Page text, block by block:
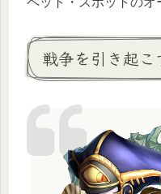
戦争を引き起こ